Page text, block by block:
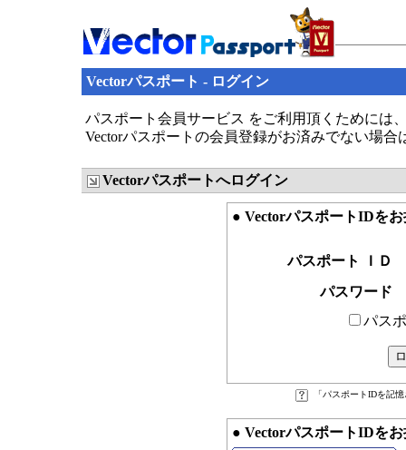
Vectorパスポート - ログイン
パスポート会員サービス をご利用頂くためには
Vectorパスポートの会員登録がお済みでない場
Vectorパスポートへログイン
● VectorパスポートIDを
パスポート ＩＤ
パスワード
パス
「パスポートIDを記
● VectorパスポートIDを